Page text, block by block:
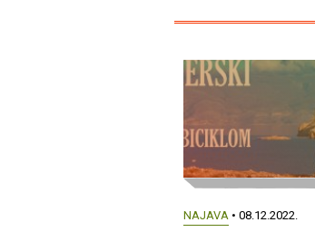
NAJAVA • 08.12.2022.